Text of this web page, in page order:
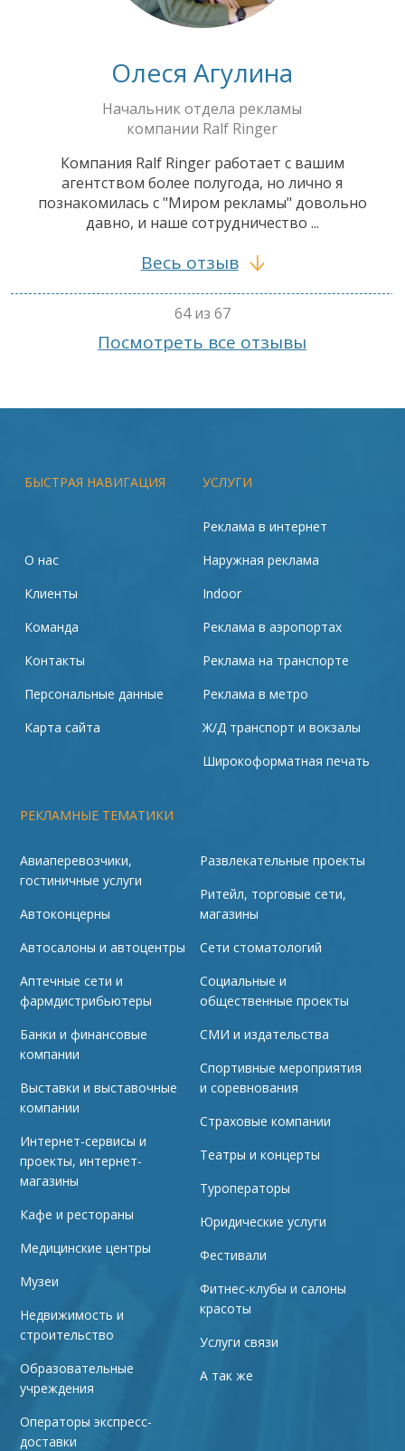
Олеся Агулина
Начальник отдела рекламы
компании Ralf Ringer
Компания Ralf Ringer работает с вашим
агентством более полугода, но лично я
познакомилась с "Миром рекламы" довольно
давно, и наше сотрудничество ...
Весь отзыв
64 из 67
Посмотреть все отзывы
БЫСТРАЯ НАВИГАЦИЯ УСЛУГИ
РЕКЛАМНЫЕ ТЕМАТИКИ
О нас
Клиенты
Команда
Контакты
Персональные данные
Карта сайта
Реклама в интернет
Наружная реклама
Indoor
Реклама в аэропортах
Реклама на транспорте
Реклама в метро
Ж/Д транспорт и вокзалы
Широкоформатная печать
Авиаперевозчики,
гостиничные услуги
Автоконцерны
Автосалоны и автоцентры
Аптечные сети и
фармдистрибьютеры
Банки и финансовые
компании
Выставки и выставочные
компании
Интернет-сервисы и
проекты, интернет-
магазины
Кафе и рестораны
Медицинские центры
Музеи
Недвижимость и
строительство
Образовательные
учреждения
Операторы экспресс-
доставки
Развлекательные проекты
Ритейл, торговые сети,
магазины
Сети стоматологий
Социальные и
общественные проекты
СМИ и издательства
Спортивные мероприятия
и соревнования
Страховые компании
Театры и концерты
Туроператоры
Юридические услуги
Фестивали
Фитнес-клубы и салоны
красоты
Услуги связи
А так же